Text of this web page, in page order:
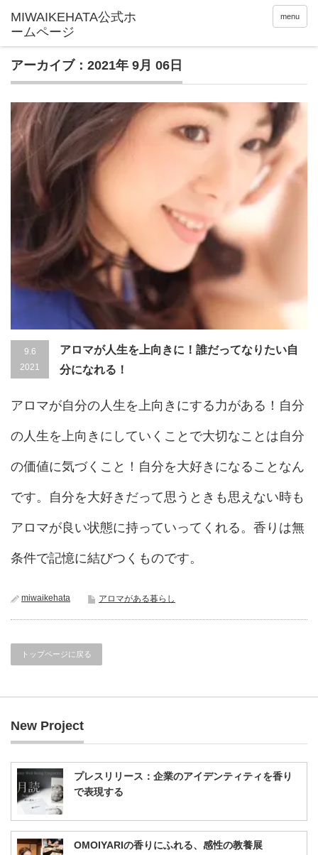
menu
アーカイブ：2021年 9月 06日
9.6
2021
アロマが人生を上向きに！誰だってなりたい自
分になれる！
アロマが自分の人生を上向きにする力がある！自分
の人生を上向きにしていくことで大切なことは自分
の価値に気づくこと！自分を大好きになることなん
です。自分を大好きだって思うときも思えない時も
アロマが良い状態に持っていってくれる。香りは無
条件で記憶に結びつくものです。
miwaikehata アロマがある暮らし
トップページに戻る
New Project
プレスリリース：企業のアイデンティティを香り
で表現する
OMOIYARIの香りにふれる、感性の教養展